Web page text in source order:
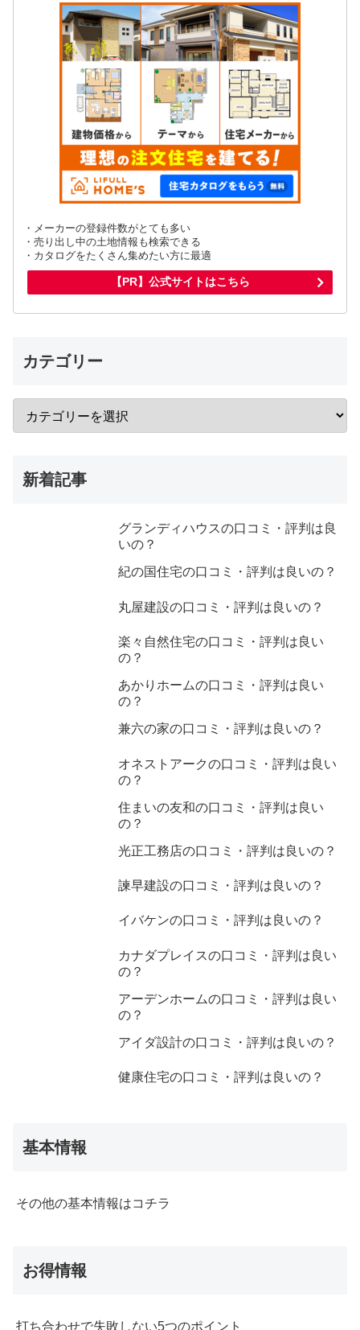
・メーカーの登録件数がとても多い
・売り出し中の土地情報も検索できる
・カタログをたくさん集めたい方に最適
【PR】公式サイトはこちら
カテゴリー
新着記事
グランディハウスの口コミ・評判は良
いの？
紀の国住宅の口コミ・評判は良いの？
丸屋建設の口コミ・評判は良いの？
楽々自然住宅の口コミ・評判は良い
の？
あかりホームの口コミ・評判は良い
の？
兼六の家の口コミ・評判は良いの？
オネストアークの口コミ・評判は良い
の？
住まいの友和の口コミ・評判は良い
の？
光正工務店の口コミ・評判は良いの？
諫早建設の口コミ・評判は良いの？
イバケンの口コミ・評判は良いの？
カナダプレイスの口コミ・評判は良い
の？
アーデンホームの口コミ・評判は良い
の？
アイダ設計の口コミ・評判は良いの？
健康住宅の口コミ・評判は良いの？
基本情報
その他の基本情報はコチラ
お得情報
打ち合わせで失敗しない5つのポイント